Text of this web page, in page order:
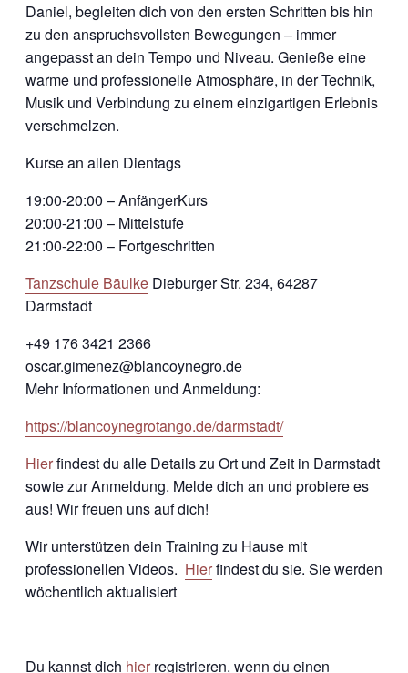
Daniel, begleiten dich von den ersten Schritten bis hin
zu den anspruchsvollsten Bewegungen – immer
angepasst an dein Tempo und Niveau. Genieße eine
warme und professionelle Atmosphäre, in der Technik,
Musik und Verbindung zu einem einzigartigen Erlebnis
verschmelzen.
Kurse an allen Dientags
19:00-20:00 – AnfängerKurs
20:00-21:00 – Mittelstufe
21:00-22:00 – Fortgeschritten
Tanzschule Bäulke Dieburger Str. 234, 64287
Darmstadt
+49 176 3421 2366
oscar.gimenez@blancoynegro.de
Mehr Informationen und Anmeldung:
https://blancoynegrotango.de/darmstadt/
Hierfindest du alle Details zu Ort und Zeit in Darmstadt
sowie zur Anmeldung. Melde dich an und probiere es
aus! Wir freuen uns auf dich!
Wir unterstützen dein Training zu Hause mit
professionellen Videos. Hierfindest du sie. Sie werden
wöchentlich aktualisiert
Du kannst dich hier registrieren, wenn du einen